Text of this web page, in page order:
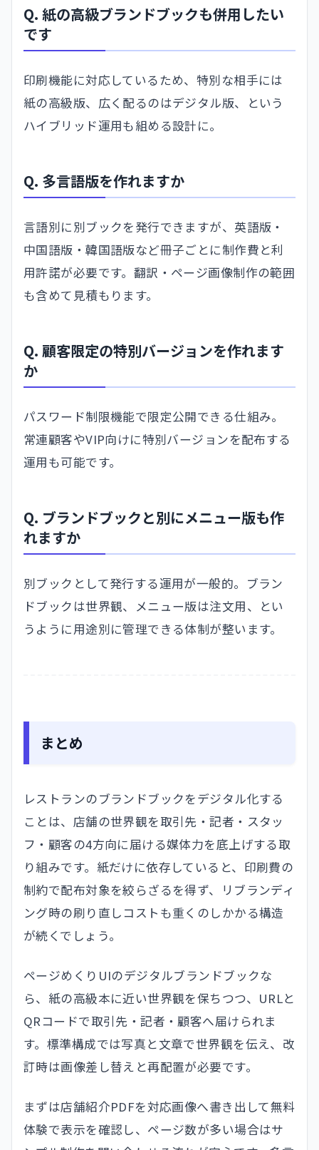
Q. 紙の高級ブランドブックも併用したい
です
印刷機能に対応しているため、特別な相手には
紙の高級版、広く配るのはデジタル版、という
ハイブリッド運用も組める設計に。
Q. 多言語版を作れますか
言語別に別ブックを発行できますが、英語版・
中国語版・韓国語版など冊子ごとに制作費と利
用許諾が必要です。翻訳・ページ画像制作の範囲
も含めて見積もります。
Q. 顧客限定の特別バージョンを作れます
か
パスワード制限機能で限定公開できる仕組み。
常連顧客やVIP向けに特別バージョンを配布する
運用も可能です。
Q. ブランドブックと別にメニュー版も作
れますか
別ブックとして発行する運用が一般的。ブラン
ドブックは世界観、メニュー版は注文用、とい
うように用途別に管理できる体制が整います。
まとめ
レストランのブランドブックをデジタル化する
ことは、店舗の世界観を取引先・記者・スタッ
フ・顧客の4方向に届ける媒体力を底上げする取
り組みです。紙だけに依存していると、印刷費の
制約で配布対象を絞らざるを得ず、リブランディ
ング時の刷り直しコストも重くのしかかる構造
が続くでしょう。
ページめくりUIのデジタルブランドブックな
ら、紙の高級本に近い世界観を保ちつつ、URLと
QRコードで取引先・記者・顧客へ届けられま
す。標準構成では写真と文章で世界観を伝え、改
訂時は画像差し替えと再配置が必要です。
まずは店舗紹介PDFを対応画像へ書き出して無料
体験で表示を確認し、ページ数が多い場合はサ